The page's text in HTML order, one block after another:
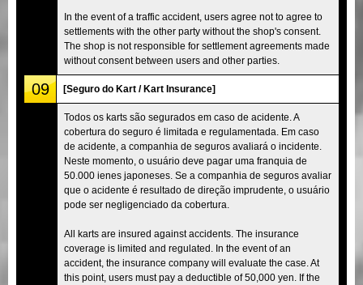
In the event of a traffic accident, users agree not to agree to
settlements with the other party without the shop's consent.
The shop is not responsible for settlement agreements made
without consent between users and other parties.
09 [Seguro do Kart / Kart Insurance]
Todos os karts são segurados em caso de acidente. A
cobertura do seguro é limitada e regulamentada. Em caso
de acidente, a companhia de seguros avaliará o incidente.
Neste momento, o usuário deve pagar uma franquia de
50.000 ienes japoneses. Se a companhia de seguros avaliar
que o acidente é resultado de direção imprudente, o usuário
pode ser negligenciado da cobertura.
All karts are insured against accidents. The insurance
coverage is limited and regulated. In the event of an
accident, the insurance company will evaluate the case. At
this point, users must pay a deductible of 50,000 yen. If the